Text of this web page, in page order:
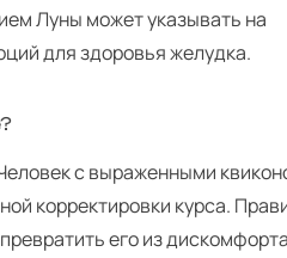
Луны может указывать на
для здоровья желудка.
с выраженными
корректировки курса.
его из дискомфорта